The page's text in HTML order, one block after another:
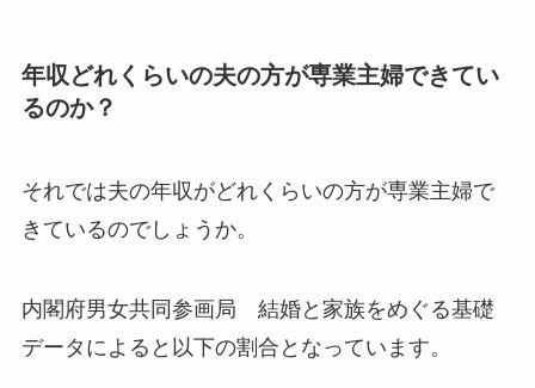
年収どれくらいの夫の方が専業主婦できてい
るのか？
それでは夫の年収がどれくらいの方が専業主婦で
きているのでしょうか。
内閣府男女共同参画局 結婚と家族をめぐる基礎
データによると以下の割合となっています。